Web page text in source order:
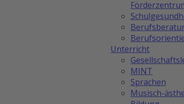
Unterricht
MINT
Sprachen
Musisch-